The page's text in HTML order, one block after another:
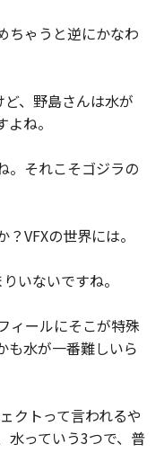
ちゃうと逆にかなわ
ど、野島さんは水が
ね。
。それこそゴジラの
VFXの世界には。
いないですね。
ィールにそこが特殊
も水が一番難しいら
クトって言われるや
水っていう3つで、普